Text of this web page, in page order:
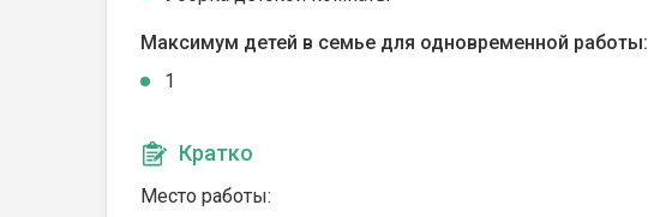
Максимум детей в семье для одновременной работы:
1
Кратко
Место работы: